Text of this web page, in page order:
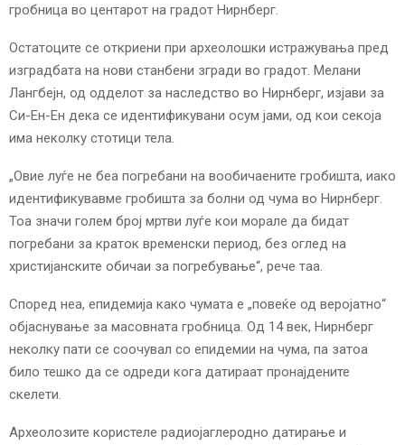
N
U
гробница во центарот на градот Нирнберг.
Остатоците се откриени при археолошки истражувања пред
изградбата на нови станбени згради во градот. Мелани
Лангбејн, од одделот за наследство во Нирнберг, изјави за
Си-Ен-Ен дека се идентификувани осум јами, од кои секоја
има неколку стотици тела.
„Овие луѓе не беа погребани на вообичаените гробишта, иако
идентификувавме гробишта за болни од чума во Нирнберг.
Тоа значи голем број мртви луѓе кои морале да бидат
погребани за краток временски период, без оглед на
христијанските обичаи за погребување“, рече таа.
Според неа, епидемија како чумата е „повеќе од веројатно“
објаснување за масовната гробница. Од 14 век, Нирнберг
неколку пати се соочувал со епидемии на чума, па затоа
било тешко да се одреди кога датираат пронајдените
скелети.
Археолозите користеле радиојаглеродно датирање и